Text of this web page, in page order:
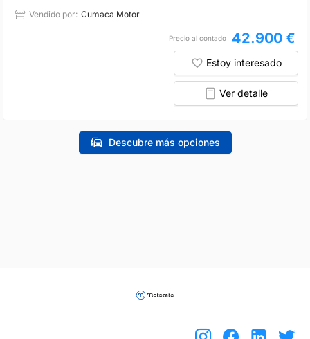
Vendido por: Cumaca Motor
Precio al contado 42.900 €
Estoy interesado
Ver detalle
Descubre más opciones